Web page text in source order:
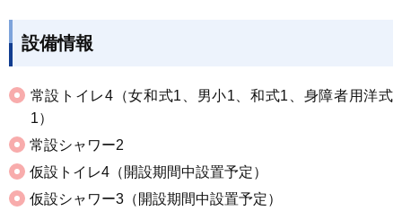
設備情報
常設トイレ4（女和式1、男小1、和式1、身障者用洋式
1）
常設シャワー2
仮設トイレ4（開設期間中設置予定）
仮設シャワー3（開設期間中設置予定）